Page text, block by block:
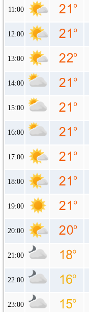
11:00
12:00
13:00
14:00
15:00
16:00
17:00
18:00
19:00
20:00
21:00
22:00
23:00